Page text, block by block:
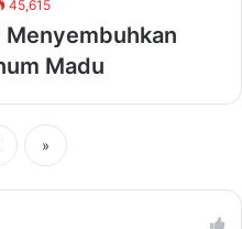
45,615
Madu
»